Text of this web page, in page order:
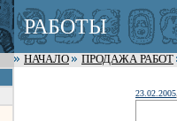
РАБОТЫ
НАЧАЛО ПРОДАЖА РАБОТ
23.02.2005